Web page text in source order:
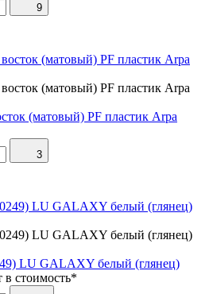
9
(матовый) PF пластик Arpa
3
LU GALAXY белый (глянец)
в стоимость*